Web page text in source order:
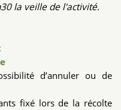
la veille de l'activité.
d’annuler ou de
fixé lors de la récolte